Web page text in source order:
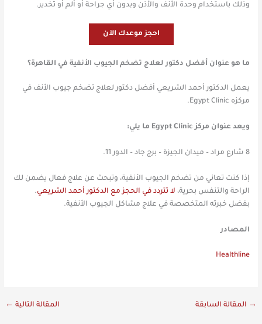
وذلك باستخدام وحدة الأنف والأذن وبدون أي جراحة أو ألم أو تخدير.
احجز موعدك الآن
ما هو عنوان أفضل دكتور لعلاج تضخم الجيوب الأنفية في القاهرة؟
يعمل الدكتور أحمد الشريعي أفضل دكتور لعلاج تضخم جيوب الأنف في
مركزه Egypt Clinic.
ويعد عنوان مركز Egypt Clinic ما يلي:
8 شارع مراد – ميدان الجيزة – برج جاد – الدور 11.
إذا كنت تعاني من تضخم الجيوب الأنفية، وتبحث عن علاج فعال يضمن لك
الراحة والتنفس بحرية، لا تتردد في الحجز مع الدكتور أحمد الشريعي.
بفضل خبرته المتخصصة في علاج مشاكل الجيوب الأنفية.
المصادر
Healthline
→ المقالة السابقة المقالة التالية ←